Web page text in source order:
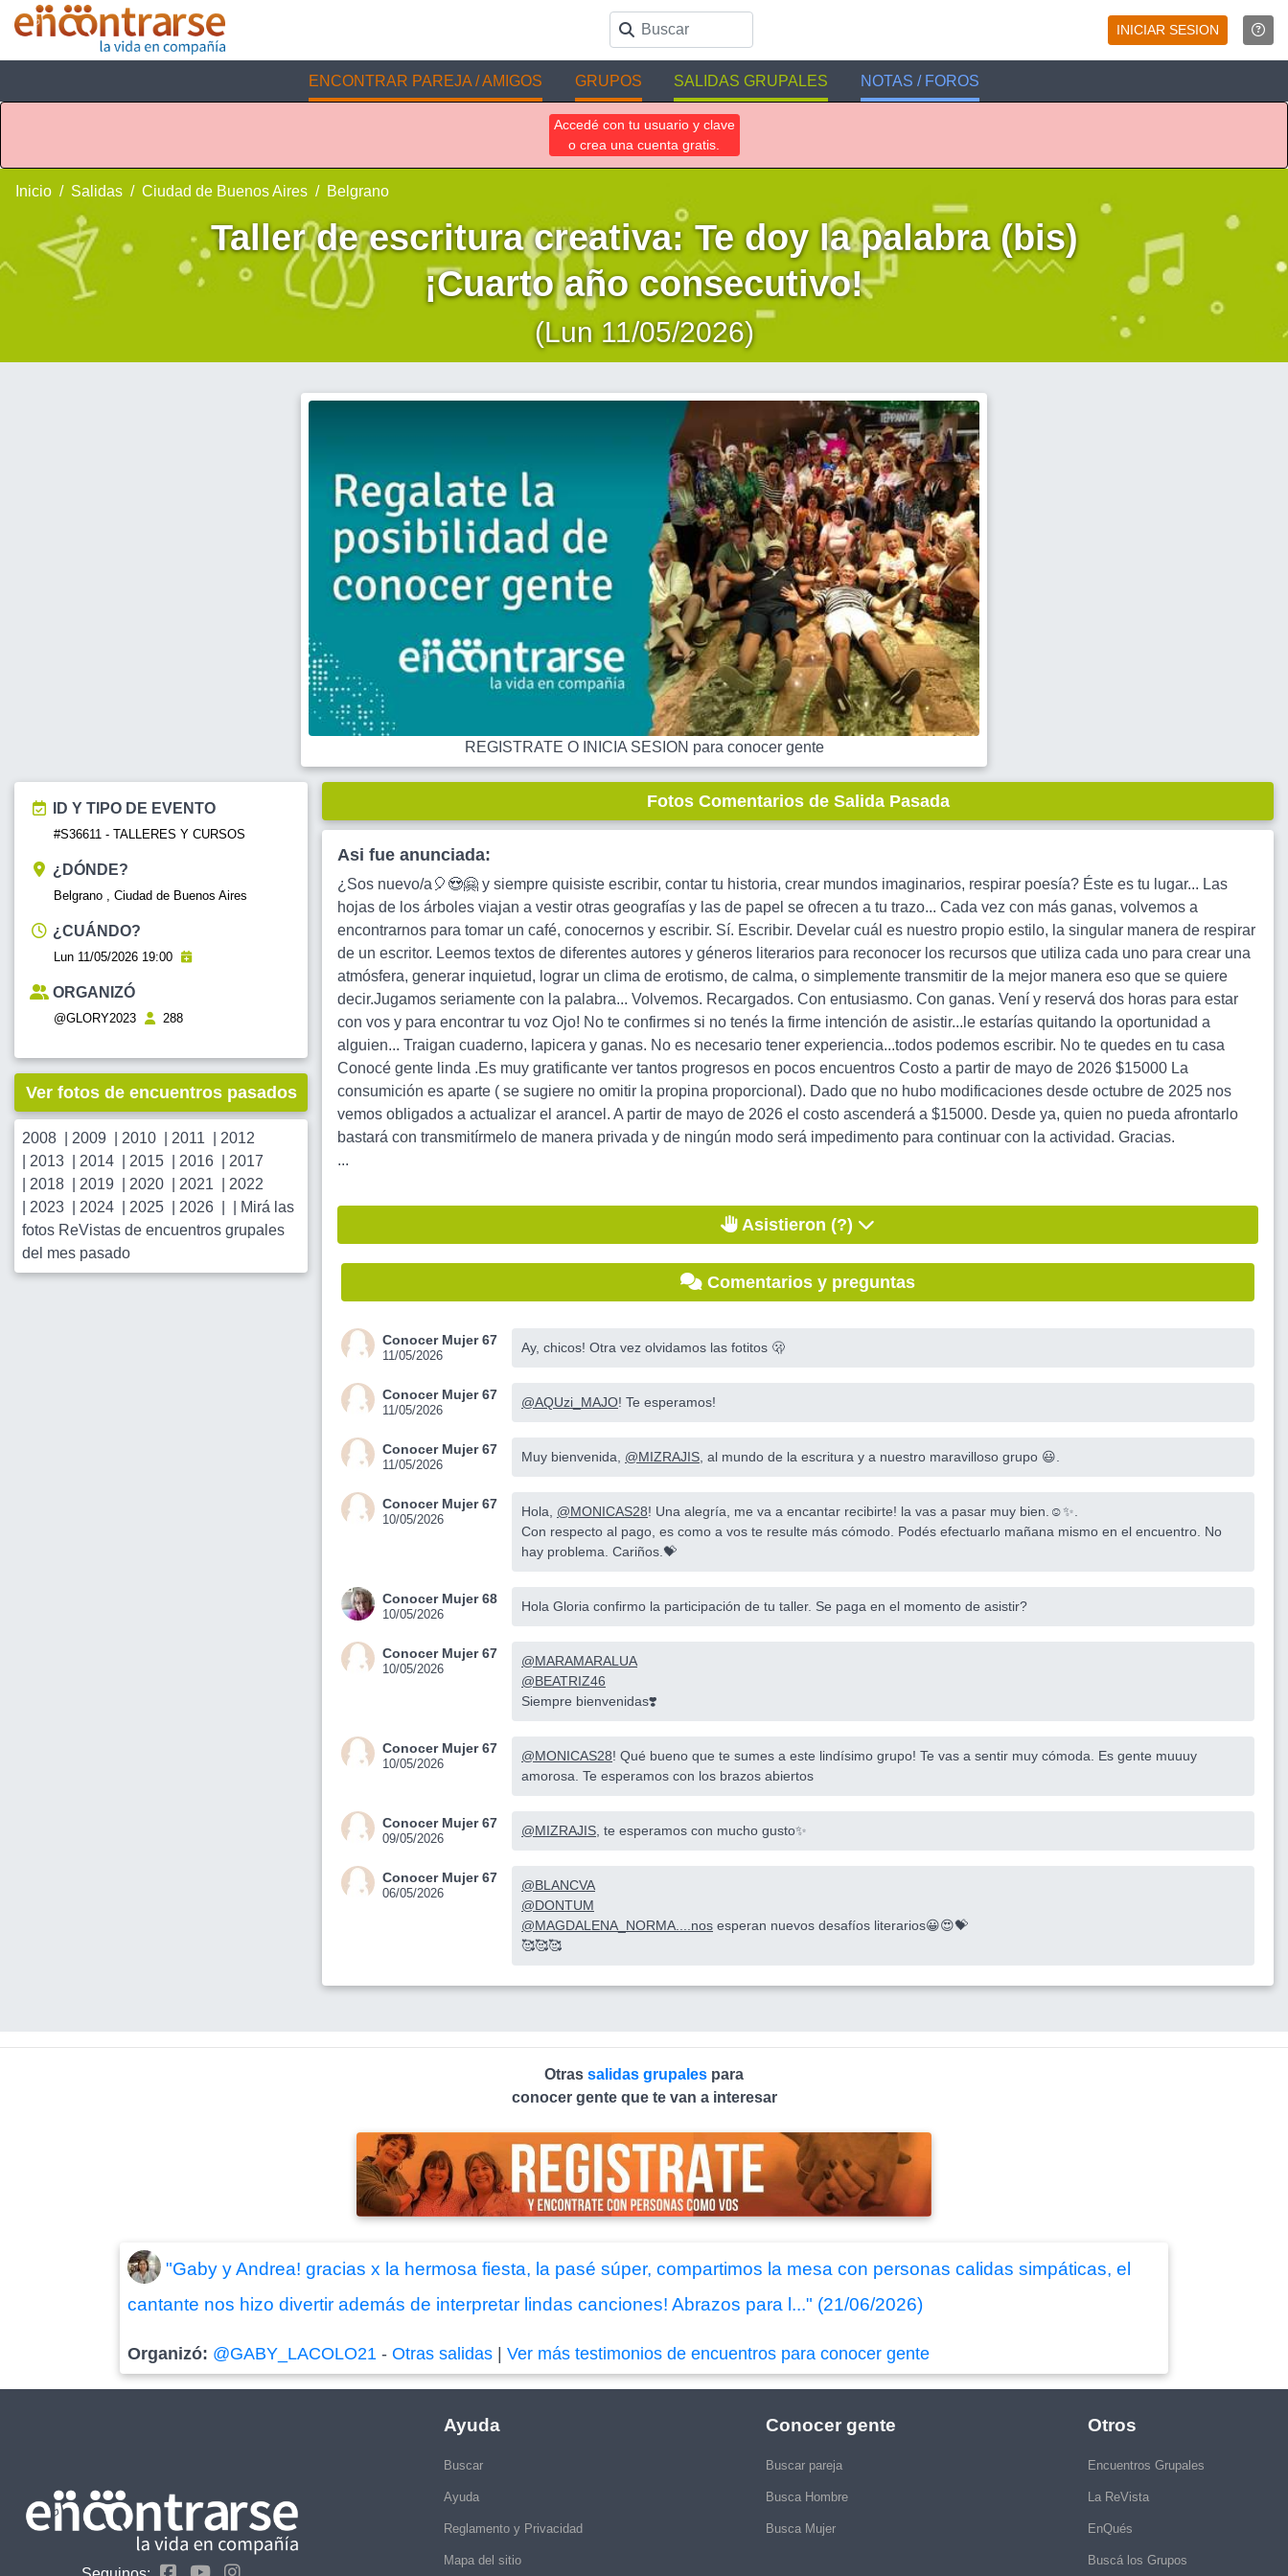
INICIAR SESION
ENCONTRAR PAREJA / AMIGOS GRUPOS SALIDAS GRUPALES NOTAS / FOROS
Accedé con tu usuario y clave
o crea una cuenta gratis.
Inicio Salidas Ciudad de Buenos Aires Belgrano
Taller de escritura creativa: Te doy la palabra (bis)
¡Cuarto año consecutivo!
(Lun 11/05/2026)
REGISTRATE O INICIA SESION para conocer gente
ID Y TIPO DE EVENTO
#S36611 - TALLERES Y CURSOS
¿DÓNDE?
Belgrano , Ciudad de Buenos Aires
¿CUÁNDO?
Lun 11/05/2026 19:00
ORGANIZÓ
@GLORY2023 288
Ver fotos de encuentros pasados
2008 2009 2010 2011
2012
2013 2014 2015 2016
2017
2018 2019 2020 2021
2022
2023 2024 2025 2026
Mirá las
fotos ReVistas de encuentros grupales
del mes pasado
Fotos Comentarios de Salida Pasada
Asi fue anunciada:
¿Sos nuevo/a🎈😍🤗 y siempre quisiste escribir, contar tu historia, crear mundos imaginarios, respirar poesía? Éste es tu lugar... Las
hojas de los árboles viajan a vestir otras geografías y las de papel se ofrecen a tu trazo... Cada vez con más ganas, volvemos a
encontrarnos para tomar un café, conocernos y escribir. Sí. Escribir. Develar cuál es nuestro propio estilo, la singular manera de respirar
de un escritor. Leemos textos de diferentes autores y géneros literarios para reconocer los recursos que utiliza cada uno para crear una
atmósfera, generar inquietud, lograr un clima de erotismo, de calma, o simplemente transmitir de la mejor manera eso que se quiere
decir.Jugamos seriamente con la palabra... Volvemos. Recargados. Con entusiasmo. Con ganas. Vení y reservá dos horas para estar
con vos y para encontrar tu voz Ojo! No te confirmes si no tenés la firme intención de asistir...le estarías quitando la oportunidad a
alguien... Traigan cuaderno, lapicera y ganas. No es necesario tener experiencia...todos podemos escribir. No te quedes en tu casa
Conocé gente linda .Es muy gratificante ver tantos progresos en pocos encuentros Costo a partir de mayo de 2026 $15000 La
consumición es aparte ( se sugiere no omitir la propina proporcional). Dado que no hubo modificaciones desde octubre de 2025 nos
vemos obligados a actualizar el arancel. A partir de mayo de 2026 el costo ascenderá a $15000. Desde ya, quien no pueda afrontarlo
bastará con transmitírmelo de manera privada y de ningún modo será impedimento para continuar con la actividad. Gracias.
...
Asistieron (?)
Comentarios y preguntas
Conocer Mujer 67
11/05/2026
Ay, chicos! Otra vez olvidamos las fotitos 🫢
Conocer Mujer 67
11/05/2026
@AQUzi_MAJO! Te esperamos!
Conocer Mujer 67
11/05/2026
Muy bienvenida, @MIZRAJIS , al mundo de la escritura y a nuestro maravilloso grupo 😃.
Conocer Mujer 67
10/05/2026
Hola, @MONICAS28! Una alegría, me va a encantar recibirte! la vas a pasar muy bien.☺️✨.
Con respecto al pago, es como a vos te resulte más cómodo. Podés efectuarlo mañana mismo en el encuentro. No
hay problema. Cariños.💝
Conocer Mujer 68
10/05/2026
Hola Gloria confirmo la participación de tu taller. Se paga en el momento de asistir?
Conocer Mujer 67
10/05/2026
@MARAMARALUA
@BEATRIZ46
Siempre bienvenidas❣️
Conocer Mujer 67
10/05/2026
@MONICAS28! Qué bueno que te sumes a este lindísimo grupo! Te vas a sentir muy cómoda. Es gente muuuy
amorosa. Te esperamos con los brazos abiertos
Conocer Mujer 67
09/05/2026
@MIZRAJIS , te esperamos con mucho gusto✨
Conocer Mujer 67
06/05/2026
@BLANCVA
@DONTUM
@MAGDALENA_NORMA....nos esperan nuevos desafíos literarios😀😍💝
🥰🥰🥰
Otras salidas grupales para
conocer gente que te van a interesar
"Gaby y Andrea! gracias x la hermosa fiesta, la pasé súper, compartimos la mesa con personas calidas simpáticas, el
cantante nos hizo divertir además de interpretar lindas canciones! Abrazos para l..." (21/06/2026)
Organizó: @GABY_LACOLO21 -Otras salidas |Ver más testimonios de encuentros para conocer gente
Ayuda
Buscar
Ayuda
Reglamento y Privacidad
Mapa del sitio
Conocer gente
Buscar pareja
Busca Hombre
Busca Mujer
Otros
Encuentros Grupales
La ReVista
EnQués
Buscá los Grupos